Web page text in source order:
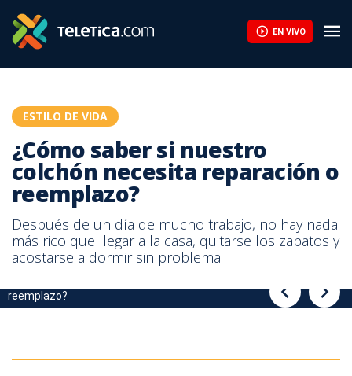
EN VIVO
ESTILO DE VIDA
¿Cómo saber si nuestro
colchón necesita reparación o
reemplazo?
Después de un día de mucho trabajo, no hay nada
más rico que llegar a la casa, quitarse los zapatos y
acostarse a dormir sin problema.
reemplazo?
reemplazo?